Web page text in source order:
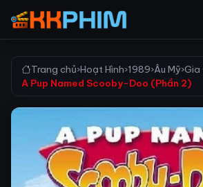
Trang chủ›Hoạt Hình›1989›Âu Mỹ›Gia
A Pup Named Scooby-Doo (Phần 2)